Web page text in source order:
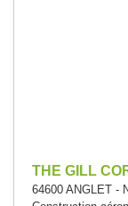
THE GILL
64600 ANGLET -